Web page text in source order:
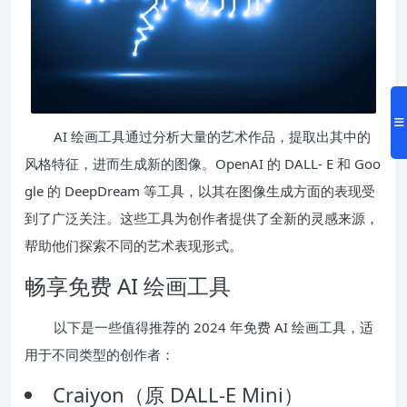
AI 绘画工具通过分析大量的艺术作品，提取出其中的
风格特征，进而生成新的图像。OpenAI 的 DALL- E 和 Goo
gle 的 DeepDream 等工具，以其在图像生成方面的表现受
到了广泛关注。这些工具为创作者提供了全新的灵感来源，
帮助他们探索不同的艺术表现形式。
畅享免费 AI 绘画工具
以下是一些值得推荐的 2024 年免费 AI 绘画工具，适
用于不同类型的创作者：
Craiyon（原 DALL-E Mini）